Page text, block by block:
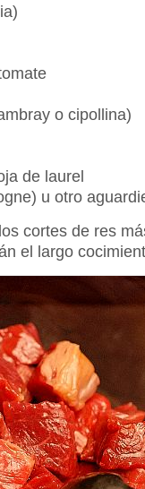
o cipollina)
de laurel
u otro
cortes de res
el largo